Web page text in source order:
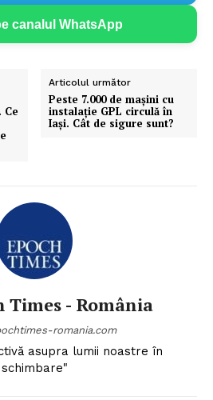
canalul WhatsApp
Ce
Articolul următor
Peste 7.000 de mașini cu
instalație GPL circulă în
Iaşi. Cât de sigure sunt?
Times - România
romania.com
asupra lumii noastre în
schimbare"